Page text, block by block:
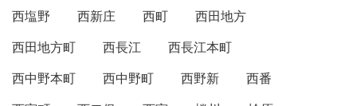
西塩野
西新庄 西町
西田地方
西田地方町
西長江
西長江本町
西中野本町
西中野町 西野新
西番